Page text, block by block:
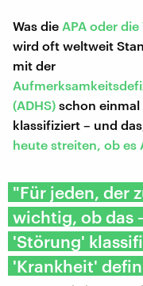
Was die APA oder
wird oft weltweit
mit der
(ADHS) schon einmal
klassifiziert – und das,
heute streiten, ob es
"Für jeden, der
wichtig, ob das
'Störung'
'Krankheit'